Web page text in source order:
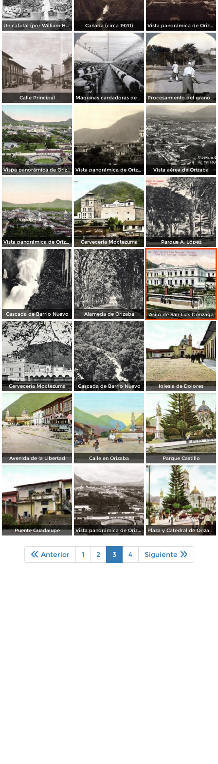
Un cafetal (por William Henry Jackson, c. 1892) Cañada (circa 1920) Vista panorámica de Orizaba (circa 1920)
Calle Principal Máquinas cardadoras de algodón (1912) Procesamiento del grano de café
Vispa panorámica de Orizaba Vista panorámica de Orizaba Vista aérea de Orizaba
Vista panorámica de Orizaba Cervecería Moctezuma Parque A. López
Cascada de Barrio Nuevo Alameda de Orizaba Asilo de San Luis Gonzaga
Cervecería Moctezuma Cascada de Barrio Nuevo Iglesia de Dolores
Avenida de la Libertad Calle en Orizaba Parque Castillo
Puente Guadalupe Vista panorámica de Orizaba Plaza y Catedral de Orizaba
Anterior 1 2 3 4 Siguiente